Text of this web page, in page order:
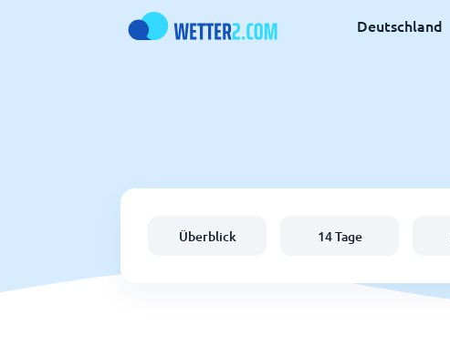
Deutschland
Überblick 14 Tage